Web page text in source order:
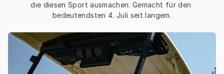
die diesen Sport ausmachen. Gemacht für den
bedeutendsten 4. Juli seit langem.